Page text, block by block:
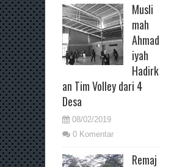
Musli
mah
Ahmad
iyah
Hadirk
an Tim Volley dari 4
Desa
08/02/2019
0 Komentar
Remaj